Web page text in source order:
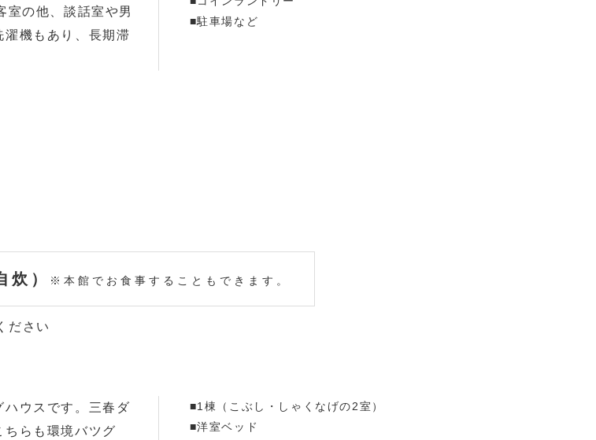
室の他、談話室や男
機もあり、長期滞
■駐車場など
炊） ※本館でお食事することもできます。
ださい
ハウスです。三春ダ
ちらも環境バツグ
■1棟（こぶし・しゃくなげの2室）
■洋室ベッド